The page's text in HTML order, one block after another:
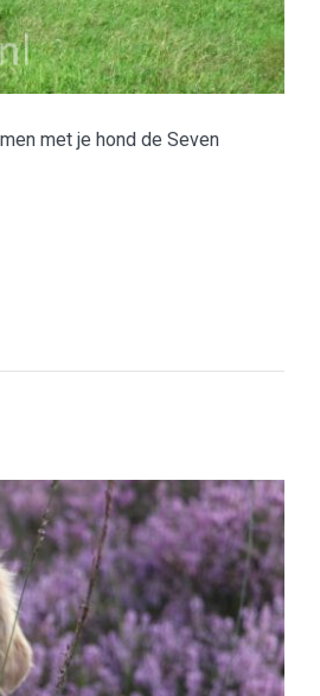
met je hond de Seven